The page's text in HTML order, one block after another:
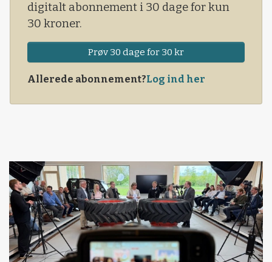
digitalt abonnement i 30 dage for kun
30 kroner.
Prøv 30 dage for 30 kr
Allerede abonnement?Log ind her